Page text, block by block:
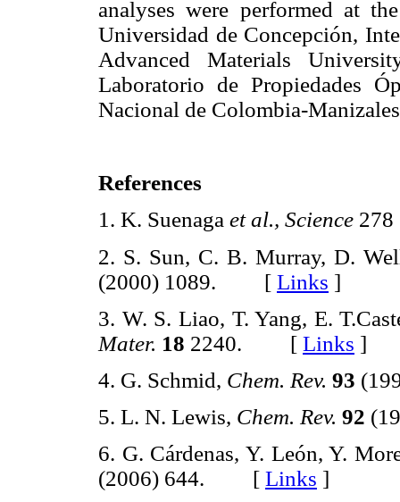
analyses were performed at
Universidad de Concepción,
Advanced Materials
Laboratorio de Propiedades
Nacional de Colombia-
References
1. K. Suenaga et al., Science
2. S. Sun, C. B. Murray, D.
(2000) 1089. [ Links ]
3. W. S. Liao, T. Yang, E.
Mater. 18 2240. [ Links ]
4. G. Schmid, Chem. Rev. 93
5. L. N. Lewis, Chem. Rev. 92
6. G. Cárdenas, Y. León, Y.
(2006) 644. [ Links ]